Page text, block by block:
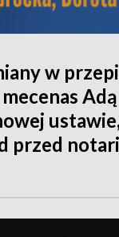
w
przed